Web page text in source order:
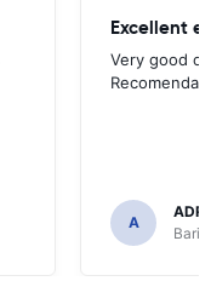
Excellent
Very good
A